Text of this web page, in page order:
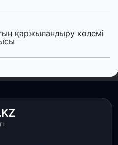
қаржыландыру көлемі
су құбыры,